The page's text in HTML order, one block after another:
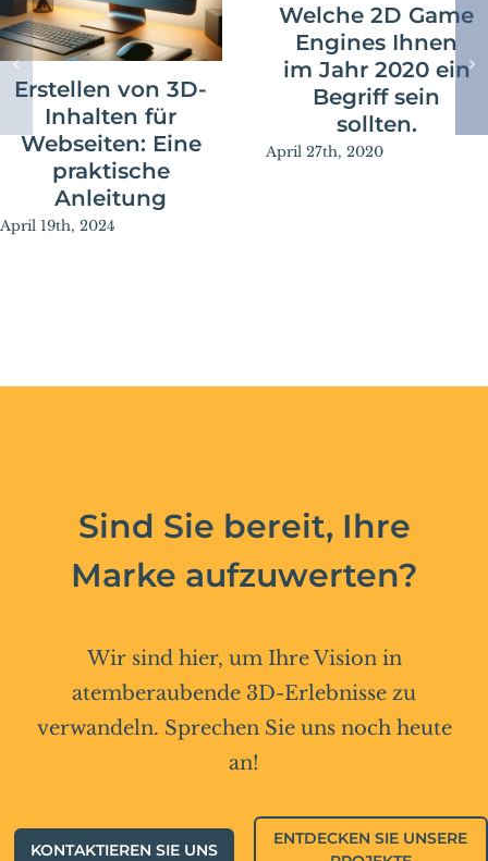
Erstellen von 3D-
Inhalten für
Webseiten: Eine
praktische
Anleitung
April 19th, 2024
Welche 2D Game
Engines Ihnen
im Jahr 2020 ein
Begriff sein
sollten.
April 27th, 2020
Sind Sie bereit, Ihre
Marke aufzuwerten?
Wir sind hier, um Ihre Vision in
atemberaubende 3D-Erlebnisse zu
verwandeln. Sprechen Sie uns noch heute
an!
KONTAKTIEREN SIE UNS
ENTDECKEN SIE UNSERE